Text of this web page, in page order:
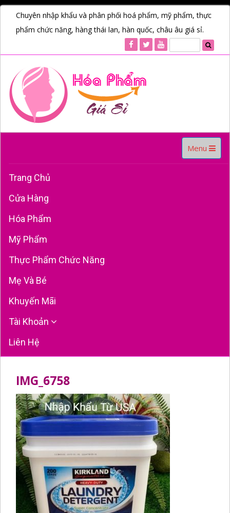
Chuyên nhập khẩu và phân phối hoá phẩm, mỹ phẩm, thực
phẩm chức năng, hàng thái lan, hàn quốc, châu âu giá sỉ.
Toggle
navigation
Menu
Trang Chủ
Cửa Hàng
Hóa Phẩm
Mỹ Phẩm
Thực Phẩm Chức Năng
Mẹ Và Bé
Khuyến Mãi
Tài Khoản
Liên Hệ
IMG_6758